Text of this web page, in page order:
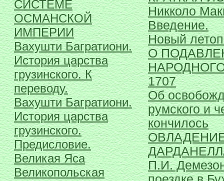
СИСТЕМЕ
ОСМАНСКОЙ
ИМПЕРИИ
Вахушти Багратиони.
История царства
грузинского. К
переводу.
Вахушти Багратиони.
История царства
грузинского.
Предисловие.
Великая Яса
Великопольская
Никколо
Введение.
Новый
О
1707
Об
румского и
кончилось
П.И.